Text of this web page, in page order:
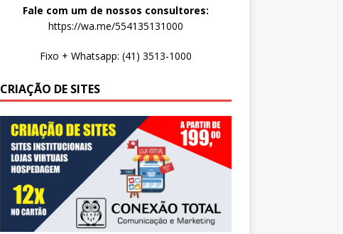
Fale com um de nossos consultores:
https://wa.me/554135131000
Fixo + Whatsapp: (41) 3513-1000
CRIAÇÃO DE SITES